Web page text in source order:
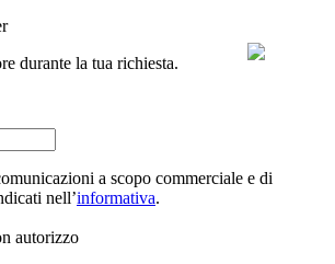
durante la tua richiesta.
a scopo commerciale e di
nell’informativa.
autorizzo